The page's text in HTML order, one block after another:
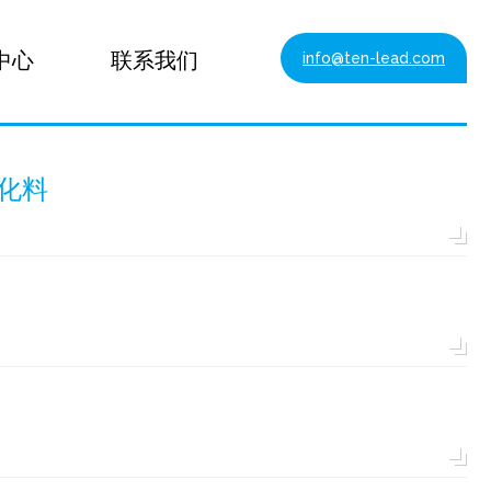
心 联系我们 info@ten-lead.com
料